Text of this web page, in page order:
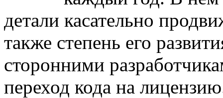
детали касательно
также степень его
сторонними
переход кода на